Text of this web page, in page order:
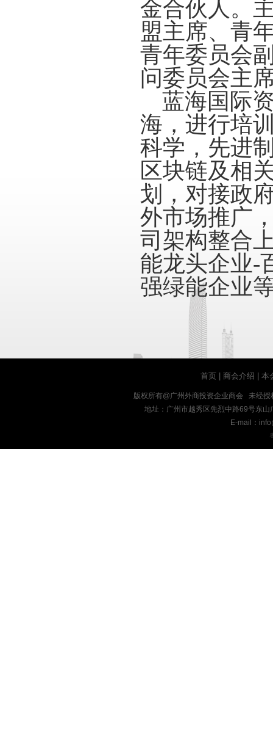
金合伙人。
盟主席、青
青年委员会
问委员会主
蓝海国际
海，进行培
科学，先进
区块链及相
划，对接政
外市场推广
司架构整合
能龙头企业-
强绿能企业
首页 |商会介绍 |本
版权所有@广州外商投资企业商会 未经
地址：广州市越秀区先烈中路69号东
E-mail：